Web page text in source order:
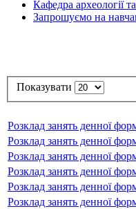
Кафедра археології
Запрошуємо на
Показувати
Розклад занять денної
Розклад занять денної
Розклад занять денної
Розклад занять денної
Розклад занять денної
Розклад занять денної